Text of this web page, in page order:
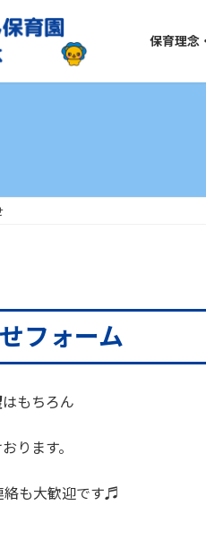
保育理念
フォーム
はもちろん
ります。
絡も大歓迎です♬